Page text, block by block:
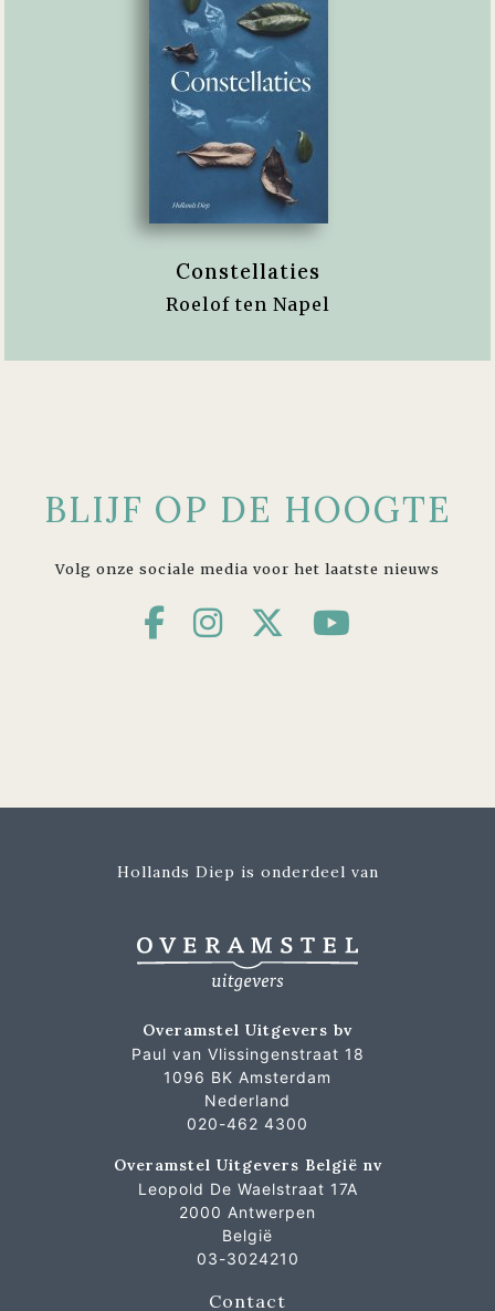
Constellaties
Roelof ten Napel
BLIJF OP DE HOOGTE
Volg onze sociale media voor het laatste nieuws
Hollands Diep is onderdeel van
Overamstel Uitgevers bv
Paul van Vlissingenstraat 18
1096 BK Amsterdam
Nederland
020-462 4300
Overamstel Uitgevers België nv
Leopold De Waelstraat 17A
2000 Antwerpen
België
03-3024210
Contact